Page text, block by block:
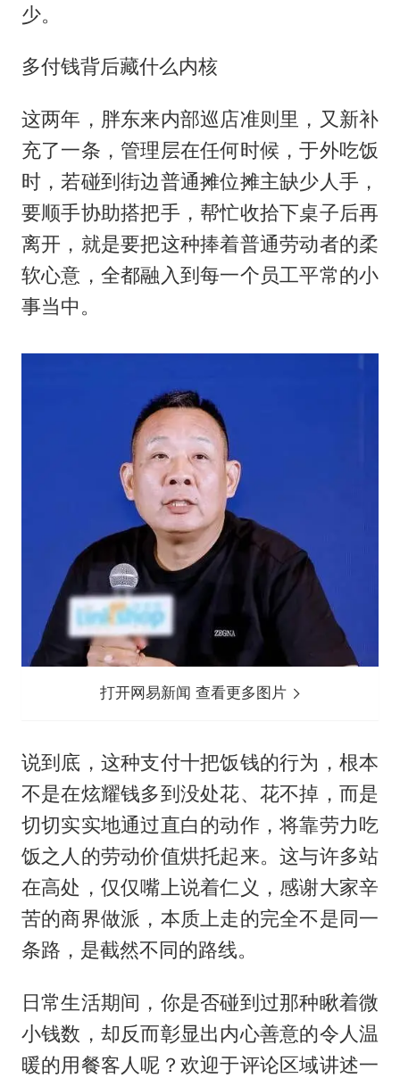
少。
多付钱背后藏什么内核
这两年，胖东来内部巡店准则里，又新补
充了一条，管理层在任何时候，于外吃饭
时，若碰到街边普通摊位摊主缺少人手，
要顺手协助搭把手，帮忙收拾下桌子后再
离开，就是要把这种捧着普通劳动者的柔
软心意，全都融入到每一个员工平常的小
事当中。
打开网易新闻 查看更多图片
说到底，这种支付十把饭钱的行为，根本
不是在炫耀钱多到没处花、花不掉，而是
切切实实地通过直白的动作，将靠劳力吃
饭之人的劳动价值烘托起来。这与许多站
在高处，仅仅嘴上说着仁义，感谢大家辛
苦的商界做派，本质上走的完全不是同一
条路，是截然不同的路线。
日常生活期间，你是否碰到过那种瞅着微
小钱数，却反而彰显出内心善意的令人温
暖的用餐客人呢？欢迎于评论区域讲述一